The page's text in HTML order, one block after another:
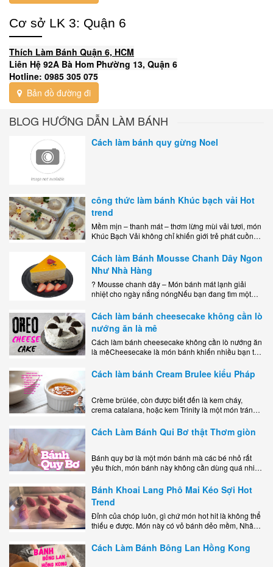
Cơ sở LK 3: Quận 6
Thích Làm Bánh Quận 6, HCM
Liên Hệ 92A Bà Hom Phường 13, Quận 6
Hotline: 0985 305 075
Bản đồ đường đi
BLOG HƯỚNG DẪN LÀM BÁNH
Cách làm bánh quy gừng Noel
công thức làm bánh Khúc bạch vải Hot
trend
Mềm mịn – thanh mát – thơm lừng mùi vải tươi, món
Khúc Bạch Vải không chỉ khiến giới trẻ phát cuồng
Cách làm Bánh Mousse Chanh Dây Ngon
Như Nhà Hàng
? Mousse chanh dây – Món bánh mát lạnh giải
nhiệt cho ngày nắng nóngNếu bạn đang tìm một
dễ..
Cách làm bánh cheesecake không cần lò
nướng ăn là mê
Cách làm bánh cheesecake không cần lò nướng ăn
là mêCheesecake là món bánh khiến nhiều bạn trẻ
kem..
Cách làm bánh Cream Brulee kiểu Pháp
Crème brûlée, còn được biết đến là kem cháy,
crema catalana, hoặc kem Trinity là một món tráng
lớp..
Cách Làm Bánh Qui Bơ thật Thơm giòn
Bánh quy bơ là một món bánh mà các bé nhỏ rất
yêu thích, món bánh này không cần dùng quá nhiều
Bánh Khoai Lang Phô Mai Kéo Sợi Hot
Trend
Đỉnh của chóp luôn, gì chứ món hot hit là không thể
thiếu e được. Món này có vỏ bánh dẻo mềm, Nhân
Cách Làm Bánh Bông Lan Hồng Kong